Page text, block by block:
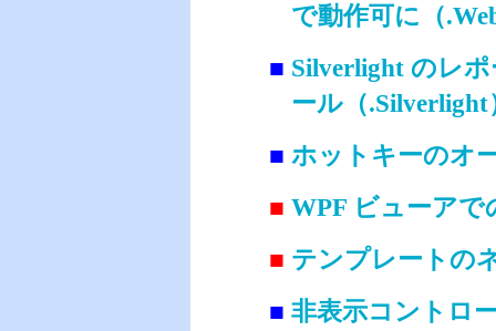
で動作可に（
■ Silverlight のレ
ール（.Silverlight
■ ホットキーのオ
■ WPF ビューアで
■ テンプレートの
■ 非表示コントロ